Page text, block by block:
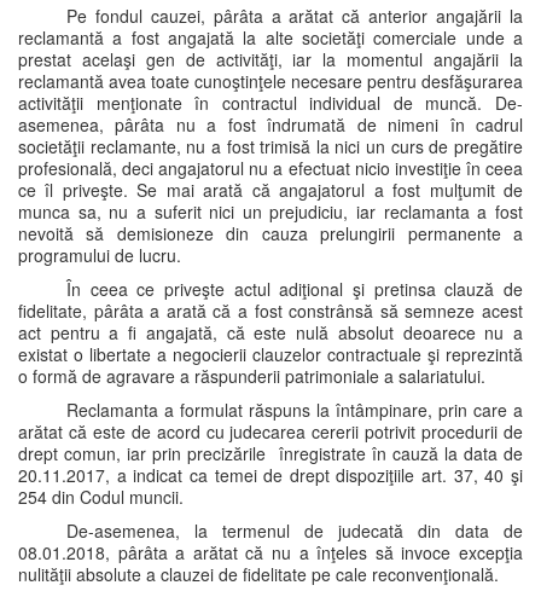
Pe fondul cauzei, pârâta a arătat că anterior angajării la
reclamantă a fost angajată la alte societăţi comerciale unde a
prestat acelaşi gen de activităţi, iar la momentul angajării la
reclamantă avea toate cunoştinţele necesare pentru desfăşurarea
activităţii menţionate în contractul individual de muncă. De-
asemenea, pârâta nu a fost îndrumată de nimeni în cadrul
societăţii reclamante, nu a fost trimisă la nici un curs de pregătire
profesională, deci angajatorul nu a efectuat nicio investiţie în ceea
ce îl priveşte. Se mai arată că angajatorul a fost mulţumit de
munca sa, nu a suferit nici un prejudiciu, iar reclamanta a fost
nevoită să demisioneze din cauza prelungirii permanente a
programului de lucru.
În ceea ce priveşte actul adiţional şi pretinsa clauză de
fidelitate, pârâta a arată că a fost constrânsă să semneze acest
act pentru a fi angajată, că este nulă absolut deoarece nu a
existat o libertate a negocierii clauzelor contractuale şi reprezintă
o formă de agravare a răspunderii patrimoniale a salariatului.
Reclamanta a formulat răspuns la întâmpinare, prin care a
arătat că este de acord cu judecarea cererii potrivit procedurii de
drept comun, iar prin precizările înregistrate în cauză la data de
20.11.2017, a indicat ca temei de drept dispoziţiile art. 37, 40 şi
254 din Codul muncii.
De-asemenea, la termenul de judecată din data de
08.01.2018, pârâta a arătat că nu a înţeles să invoce excepţia
nulităţii absolute a clauzei de fidelitate pe cale reconvenţională.